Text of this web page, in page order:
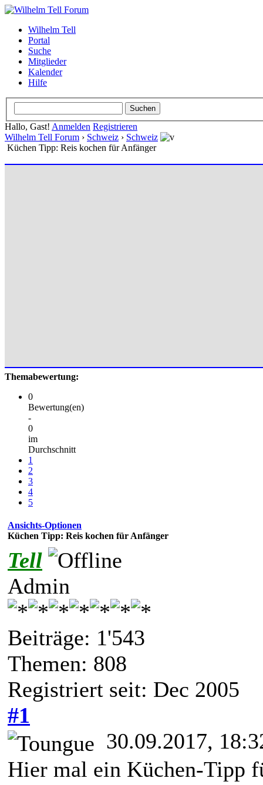
Wilhelm Tell
Portal
Suche
Mitglieder
Kalender
Hilfe
Hallo, Gast! Anmelden Registrieren
Wilhelm Tell Forum › Schweiz › Schweiz
Küchen Tipp: Reis kochen für Anfänger
Themabewertung:
0
Bewertung(en)
-
0
im
Durchschnitt
1
2
3
4
5
Ansichts-Optionen
Küchen Tipp: Reis kochen für Anfänger
Tell
Admin
Beiträge: 1'543
Themen: 808
Registriert seit: Dec 2005
#1
30.09.2017,
Hier mal ein Küchen-Tipp